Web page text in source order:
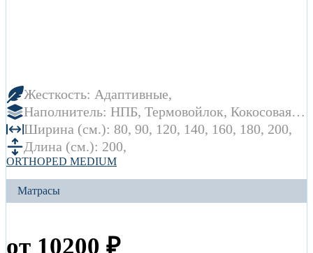
Жесткость: Адаптивные
Наполнитель: НПБ Термовойлок Кокосовая
койра Пенополиуретан
Ширина (см.): 80 90 120 140 160 180 200
Длина (см.): 200
ОRTHOPED MEDIUM
Матрасы
от 10200 ₽